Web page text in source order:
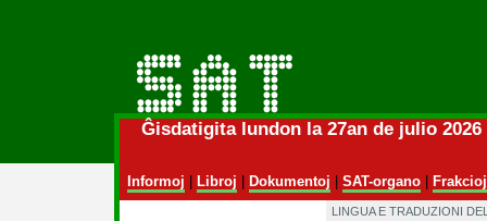
Ĝisdatigita lundon la 27an de julio
Informoj Libroj Dokumentoj SAT-organo| Frakcioj
LINGUA E TRADUZIONI